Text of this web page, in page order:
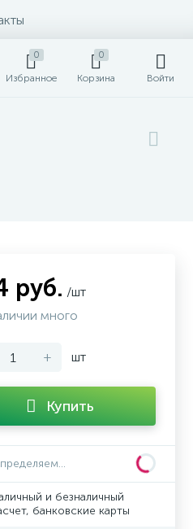
0
Избранное
0
Корзина Войти
руб. /шт
много
+ шт
Купить
и безналичный
банковские карты